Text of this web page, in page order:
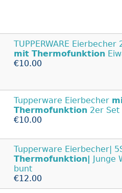
TUPPERWARE
mit Thermofunktion
€10.00
Tupperware Eierbecher
Thermofunktion 2er Set
€10.00
Tupperware Eierbecher|
Thermofunktion| Junge
bunt
€12.00